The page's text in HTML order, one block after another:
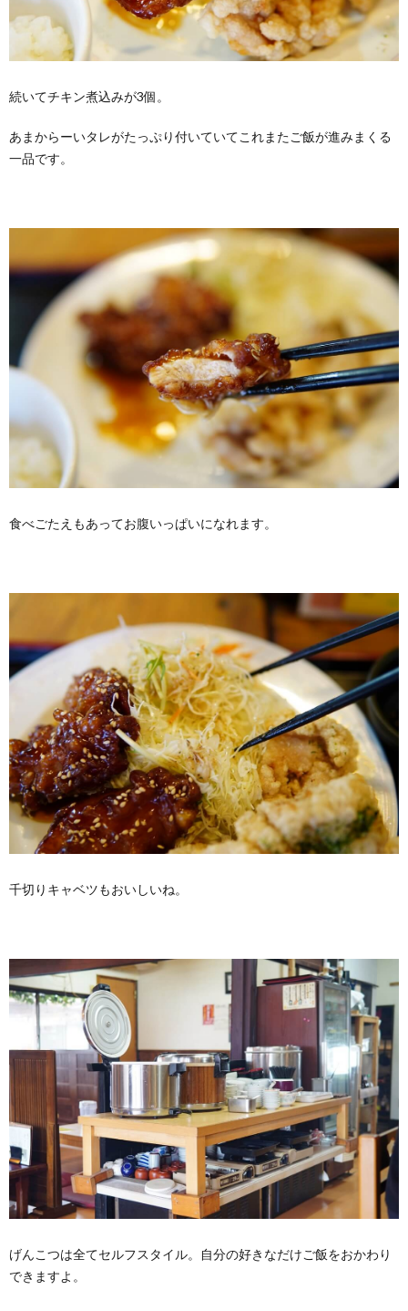
続いてチキン煮込みが3個。
あまからーいタレがたっぷり付いていてこれまたご飯が進みまくる
一品です。
食べごたえもあってお腹いっぱいになれます。
千切りキャベツもおいしいね。
げんこつは全てセルフスタイル。自分の好きなだけご飯をおかわり
できますよ。